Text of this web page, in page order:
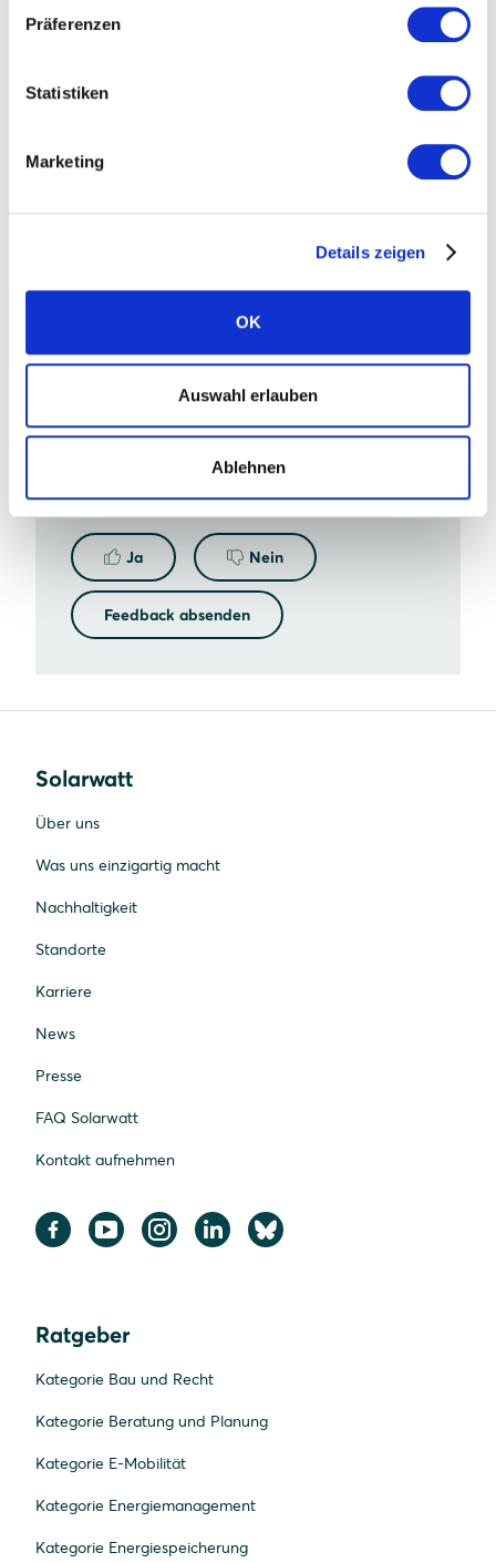
Präferenzen
Statistiken
Marketing
Details zeigen
OK
Auswahl erlauben
Ablehnen
eine „Bürste“ aus Leiterlitzen auf der
Kontaktseite der Crimpung sichtbar ist
War diese Information hilfreich?
Ja Nein
Feedback absenden
Solarwatt
Über uns
Was uns einzigartig macht
Nachhaltigkeit
Standorte
Karriere
News
Presse
FAQ Solarwatt
Kontakt aufnehmen
Ratgeber
Kategorie Bau und Recht
Kategorie Beratung und Planung
Kategorie E-Mobilität
Kategorie Energiemanagement
Kategorie Energiespeicherung